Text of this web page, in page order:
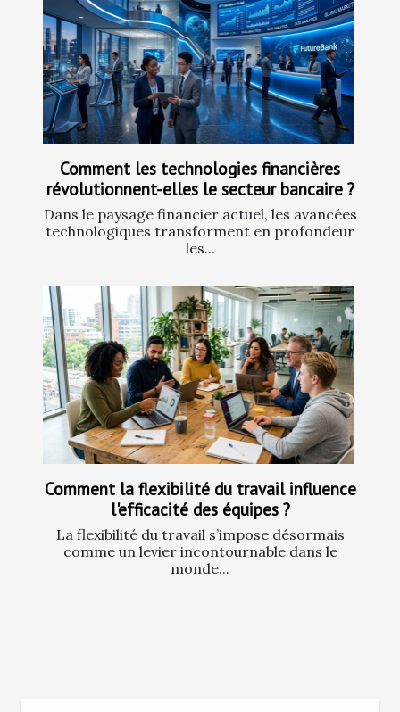
Comment les technologies financières
révolutionnent-elles le secteur bancaire ?
Dans le paysage financier actuel, les avancées
technologiques transforment en profondeur
les...
Comment la flexibilité du travail influence
l'efficacité des équipes ?
La flexibilité du travail s’impose désormais
comme un levier incontournable dans le
monde...